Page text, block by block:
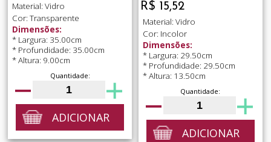
Material: Vidro
Cor: Transparente
Dimensões:
* Largura: 35.00cm
* Profundidade: 35.00cm
* Altura: 9.00cm
Quantidade:
ADICIONAR
R$ 15,52
Material: Vidro
Cor: Incolor
Dimensões:
* Largura: 29.50cm
* Profundidade: 29.50cm
* Altura: 13.50cm
Quantidade:
ADICIONAR